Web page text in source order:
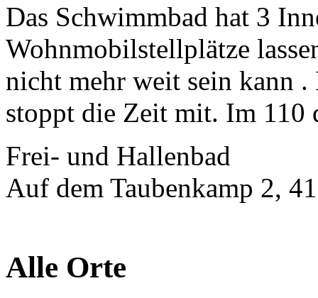
Das Schwimmbad hat 3
Wohnmobilstellplätze
nicht mehr weit sein kann
stoppt die Zeit mit. Im 110
Frei- und Hallenbad
Auf dem Taubenkamp 2,
Alle Orte